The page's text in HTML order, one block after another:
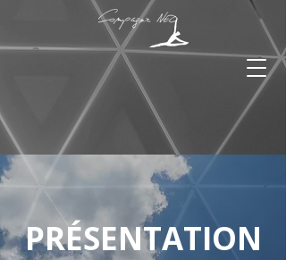
PRÉSENTATION